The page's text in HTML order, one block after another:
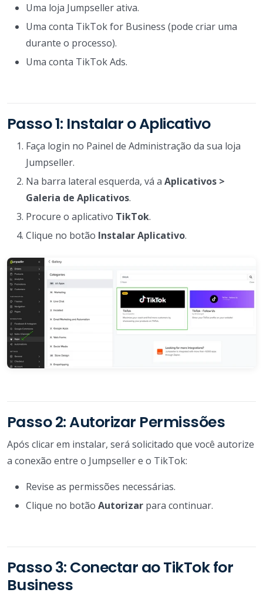
Uma loja Jumpseller ativa.
Uma conta TikTok for Business (pode criar uma
durante o processo).
Uma conta TikTok Ads.
Passo 1: Instalar o Aplicativo
Faça login no Painel de Administração da sua loja
Jumpseller.
Na barra lateral esquerda, vá a Aplicativos >
Galeria de Aplicativos.
Procure o aplicativo TikTok.
Clique no botão Instalar Aplicativo.
Passo 2: Autorizar Permissões
Após clicar em instalar, será solicitado que você autorize
a conexão entre o Jumpseller e o TikTok:
Revise as permissões necessárias.
Clique no botão Autorizar para continuar.
Passo 3: Conectar ao TikTok for
Business